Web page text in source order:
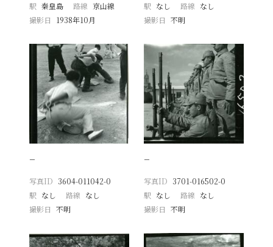
駅 秦皇島 路線 京山線
撮影日
1938年10月
駅 なし 路線 なし
撮影日 不明
−
写真ID 3604-011042-0
駅 なし 路線 なし
撮影日
不明
−
写真ID 3701-016502-0
駅 なし 路線 なし
撮影日 不明